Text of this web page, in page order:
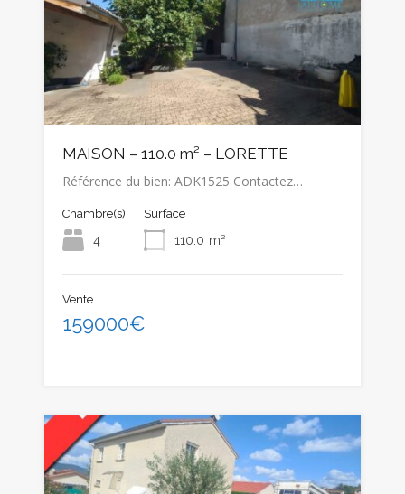
MAISON – 110.0 m² – LORETTE
Référence du bien: ADK1525 Contactez…
Chambre(s)
4
Surface
110.0 m²
Vente
159000€